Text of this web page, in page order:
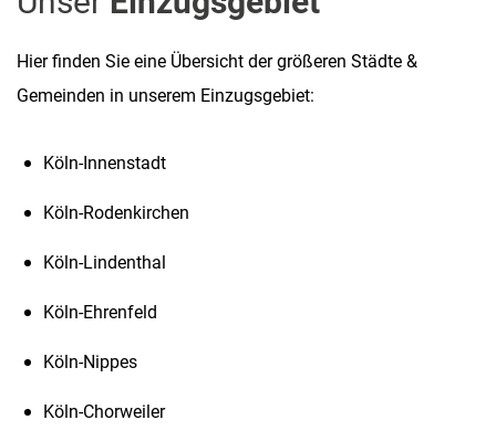
Hier finden Sie eine Übersicht der größeren Städte &
Gemeinden in unserem Einzugsgebiet:
Köln-Innenstadt
Köln-Rodenkirchen
Köln-Lindenthal
Köln-Ehrenfeld
Köln-Nippes
Köln-Chorweiler